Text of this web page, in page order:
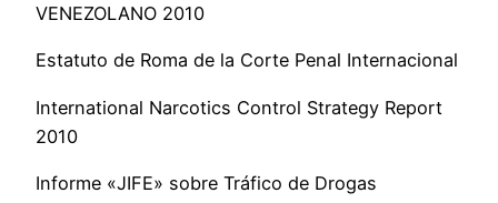
VENEZOLANO 2010
Estatuto de Roma de la Corte Penal Internacional
International Narcotics Control Strategy Report
2010
Informe «JIFE» sobre Tráfico de Drogas